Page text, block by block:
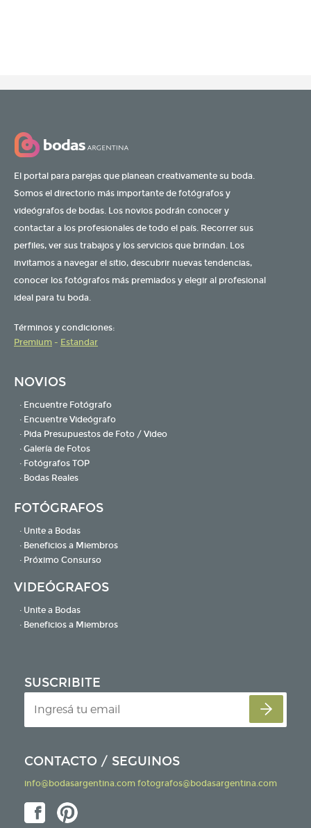
El portal para parejas que planean creativamente su boda.
Somos el directorio más importante de fotógrafos y
videógrafos de bodas. Los novios podrán conocer y
contactar a los profesionales de todo el país. Recorrer sus
perfiles, ver sus trabajos y los servicios que brindan. Los
invitamos a navegar el sitio, descubrir nuevas tendencias,
conocer los fotógrafos más premiados y elegir al profesional
ideal para tu boda.
Términos y condiciones:
Premium - Estandar
NOVIOS
· Encuentre Fotógrafo
· Encuentre Videógrafo
· Pida Presupuestos de Foto / Video
· Galería de Fotos
· Fotógrafos TOP
· Bodas Reales
FOTÓGRAFOS
· Unite a Bodas
· Beneficios a Miembros
· Próximo Consurso
VIDEÓGRAFOS
· Unite a Bodas
· Beneficios a Miembros
SUSCRIBITE
CONTACTO / SEGUINOS
info@bodasargentina.com fotografos@bodasargentina.com